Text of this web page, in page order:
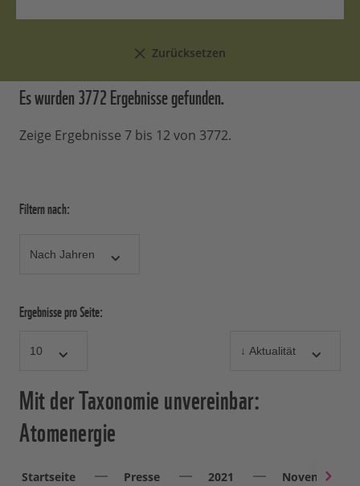
Zurücksetzen
Es wurden 3772 Ergebnissegefunden.
Zeige Ergebnisse 7 bis 12 von 3772.
Filtern nach:
Ergebnisse pro Seite:
Mit der Taxonomie unvereinbar:
Atomenergie
Startseite Presse 2021 November